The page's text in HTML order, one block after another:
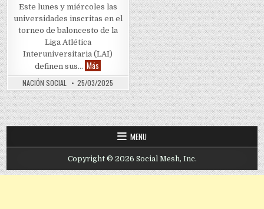
Este lunes y miércoles las
universidades inscritas en el
torneo de baloncesto de la
Liga Atlética
Interuniversitaria (LAI)
definen sus… Más LAI: semana determinante en el baloncesto
NACIÓN SOCIAL 25/03/2025
MENU
Copyright © 2026 Social Mesh, Inc.